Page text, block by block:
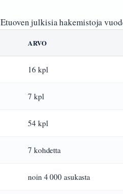
julkisia hakemistoja
ARVO
16 kpl
7 kpl
54 kpl
7 kohdetta
noin 4 000 asukasta